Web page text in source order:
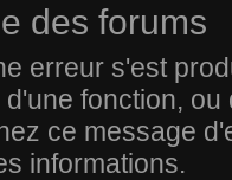
des forums
erreur s'est
d'une fonction,
ce message
informations.